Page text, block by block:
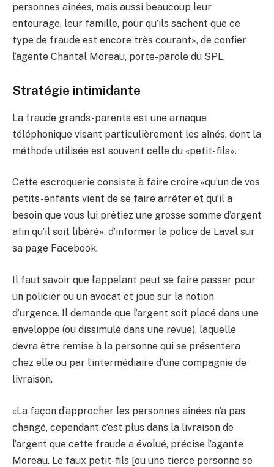
personnes aînées, mais aussi beaucoup leur
entourage, leur famille, pour qu’ils sachent que ce
type de fraude est encore très courant», de confier
l’agente Chantal Moreau, porte-parole du SPL.
Stratégie intimidante
La fraude grands-parents est une arnaque
téléphonique visant particulièrement les aînés, dont la
méthode utilisée est souvent celle du «petit-fils».
Cette escroquerie consiste à faire croire «qu’un de vos
petits-enfants vient de se faire arrêter et qu’il a
besoin que vous lui prêtiez une grosse somme d’argent
afin qu’il soit libéré», d’informer la police de Laval sur
sa page Facebook.
Il faut savoir que l’appelant peut se faire passer pour
un policier ou un avocat et joue sur la notion
d’urgence. Il demande que l’argent soit placé dans une
enveloppe (ou dissimulé dans une revue), laquelle
devra être remise à la personne qui se présentera
chez elle ou par l’intermédiaire d’une compagnie de
livraison.
«La façon d’approcher les personnes aînées n’a pas
changé, cependant c’est plus dans la livraison de
l’argent que cette fraude a évolué, précise l’agante
Moreau. Le faux petit-fils [ou une tierce personne se